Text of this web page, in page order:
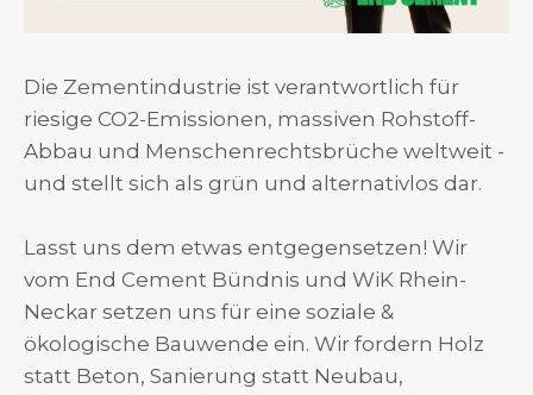
Die Zementindustrie ist verantwortlich für
riesige CO2-Emissionen, massiven Rohstoff-
Abbau und Menschenrechtsbrüche weltweit -
und stellt sich als grün und alternativlos dar.
Lasst uns dem etwas entgegensetzen! Wir
vom End Cement Bündnis und WiK Rhein-
Neckar setzen uns für eine soziale &
ökologische Bauwende ein. Wir fordern Holz
statt Beton, Sanierung statt Neubau,